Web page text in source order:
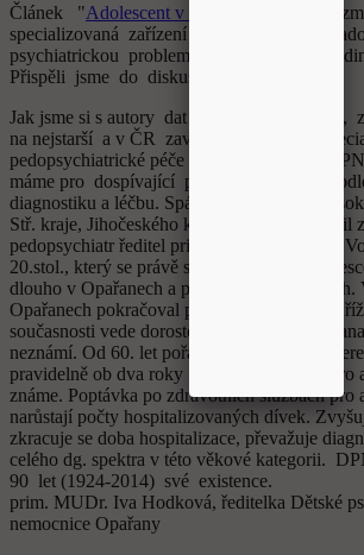
Článek "Adolescent v krizi - kam s ním?
"
specializovaná zařízení pro problematiku
psychiatrickou problematikou a uvádí se
Přispěli jsme do diskuse.
Jak jsme si s autory dat v článku vysvětlili,
na nejstarší a v ČR zavedené pracoviště
pedopsychiatrické péče pro adolescenty v
máme pro dospívající počet lůžek 60- 80
diagnostiku a léčbu. Spádová oblast ČR,
Stř. kraje, Jihočeského kraje. Oddělení založil
pedopsychiatr ředitel prim. MUDr. Vladimír
20.stol., který se právě specializoval na
dlouho v Opařanech a pak v Praze
Opařanech pokračoval prim. MUDr. Josef
současnosti vede dorostové oddělení prim.
neznámí. Od 60. let pořádáme odborné
pravidelně ob dva roky dosud a oddělení pro
známe. Poptávka po zdravotních službách pro
narůstají počty hospitalizovaných dívek.
zkracuje se doba hospitalizace, převažuje
celého dg. spektra v této věkové kategorii.
90 let (1924-2014) své existence.
prim. MUDr. Iva Hodková, ředitelka Dětské
nemocnice Opařany